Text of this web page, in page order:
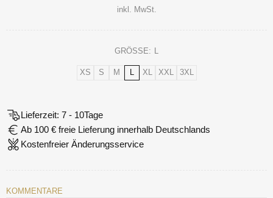
inkl. MwSt.
GRÖSSE:
XS S M L XL XXL 3XL
Lieferzeit: 7 - 10Tage
Ab 100 € freie Lieferung innerhalb Deutschlands
Kostenfreier Änderungsservice
KOMMENTARE